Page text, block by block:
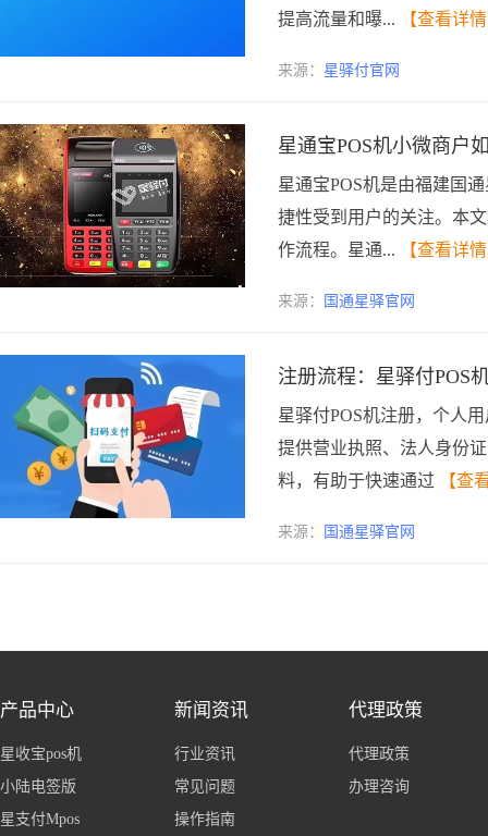
提高流量和曝...
【查看详
来源： 星驿付官网
星通宝POS机小微商户
星通宝POS机是由福建国
捷性受到用户的关注。本
作流程。星通...
【查看详
来源： 国通星驿官网
注册流程：星驿付POS
星驿付POS机注册，个人
提供营业执照、法人身份
料，有助于快速通过
【查
来源： 国通星驿官网
产品中心
星收宝pos机
小陆电签版
星支付Mpos
新闻资讯
行业资讯
常见问题
操作指南
代理政策
代理政策
办理咨询